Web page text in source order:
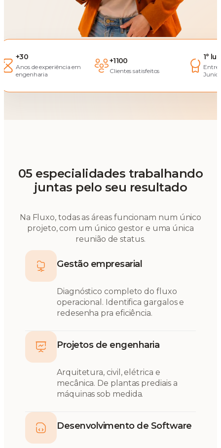
+30
Anos de experiência em
engenharia
+1100
Clientes satisfeitos
1°
Entre
05 especialidades trabalhando
juntas pelo seu resultado
Na Fluxo, todas as áreas funcionam num único
projeto, com um único gestor e uma única
reunião de status.
Gestão empresarial
Diagnóstico completo do fluxo
operacional. Identifica gargalos e
redesenha pra eficiência.
Projetos de engenharia
Arquitetura, civil, elétrica e
mecânica. De plantas prediais a
máquinas sob medida.
Desenvolvimento de Software